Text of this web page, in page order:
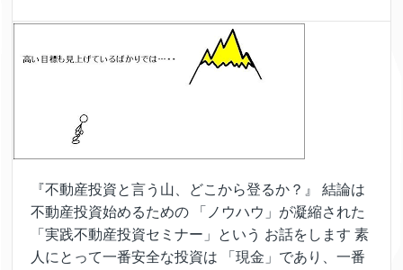
『不動産投資と言う山、どこから登るか？』 結論は
不動産投資始めるための 「ノウハウ」が凝縮された
「実践不動産投資セミナー」という お話をします 素
人にとって一番安全な投資は 「現金」であり、一番